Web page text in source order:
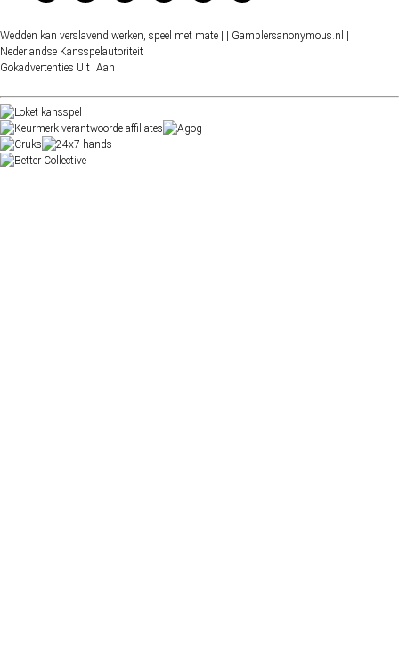
Wedden kan verslavend werken, speel met mate | | Gamblersanonymous.nl
Nederlandse Kansspelautoriteit
Gokadvertenties Uit Aan